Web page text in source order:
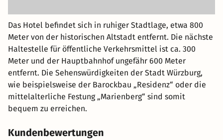
Das Hotel befindet sich in ruhiger Stadtlage, etwa 800
Meter von der historischen Altstadt entfernt. Die nächste
Haltestelle für öffentliche Verkehrsmittel ist ca. 300
Meter und der Hauptbahnhof ungefähr 600 Meter
entfernt. Die Sehenswürdigkeiten der Stadt Würzburg,
wie beispielsweise der Barockbau „Residenz“ oder die
mittelalterliche Festung „Marienberg“ sind somit
bequem zu erreichen.
Kundenbewertungen